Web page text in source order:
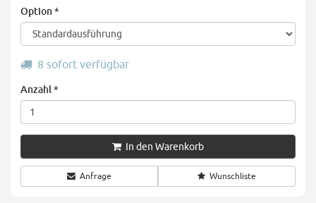
Option*
8 sofort verfügbar
Anzahl *
In den Warenkorb
Anfrage Wunschliste